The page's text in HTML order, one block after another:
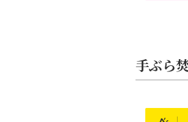
手ぶら